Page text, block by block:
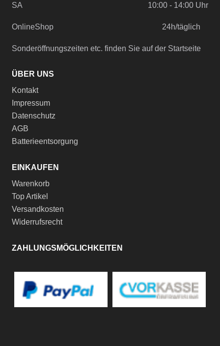
SA
10:00 - 14:00 Uhr
OnlineShop 24h/täglich
Sonderöffnungszeiten etc. finden Sie auf der Startseite
ÜBER UNS
Kontakt
Impressum
Datenschutz
AGB
Batterieentsorgung
EINKAUFEN
Warenkorb
Top Artikel
Versandkosten
Widerrufsrecht
ZAHLUNGSMÖGLICHKEITEN